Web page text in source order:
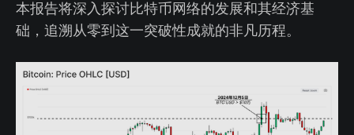
本报告将深入探讨比特币网络的发展和其经济基
础，追溯从零到这一突破性成就的非凡历程。